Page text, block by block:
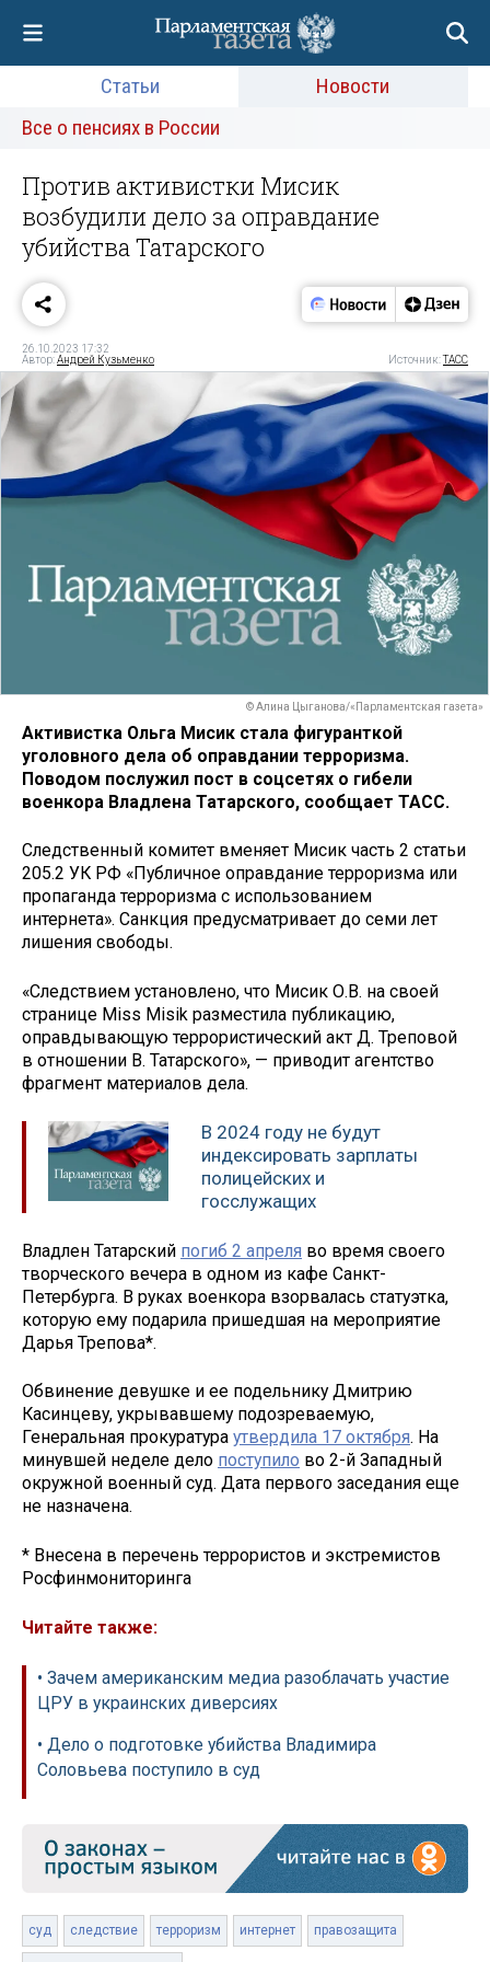
Статьи
Новости
Все о пенсиях в России
Против активистки Мисик
возбудили дело за оправдание
убийства Татарского
26.10.2023 17:32
Автор:Андрей Кузьменко Источник:ТАСС
© Алина Цыганова/«Парламентская газета»
Активистка Ольга Мисик стала фигуранткой
уголовного дела об оправдании терроризма.
Поводом послужил пост в соцсетях о гибели
военкора Владлена Татарского, сообщает ТАСС.
Следственный комитет вменяет Мисик часть 2 статьи
205.2 УК РФ «Публичное оправдание терроризма или
пропаганда терроризма с использованием
интернета». Санкция предусматривает до семи лет
лишения свободы.
«Следствием установлено, что Мисик О.В. на своей
странице Miss Misik разместила публикацию,
оправдывающую террористический акт Д. Треповой
в отношении В. Татарского», — приводит агентство
фрагмент материалов дела.
В 2024 году не будут
индексировать зарплаты
полицейских и
госслужащих
Владлен Татарский погиб 2 апреля во время своего
творческого вечера в одном из кафе Санкт-
Петербурга. В руках военкора взорвалась статуэтка,
которую ему подарила пришедшая на мероприятие
Дарья Трепова*.
Обвинение девушке и ее подельнику Дмитрию
Касинцеву, укрывавшему подозреваемую,
Генеральная прокуратура утвердила 17 октября. На
минувшей неделе дело поступило во 2-й Западный
окружной военный суд. Дата первого заседания еще
не назначена.
* Внесена в перечень террористов и экстремистов
Росфинмониторинга
Читайте также:
• Зачем американским медиа разоблачать участие
ЦРУ в украинских диверсиях
• Дело о подготовке убийства Владимира
Соловьева поступило в суд
суд следствие терроризм интернет правозащита